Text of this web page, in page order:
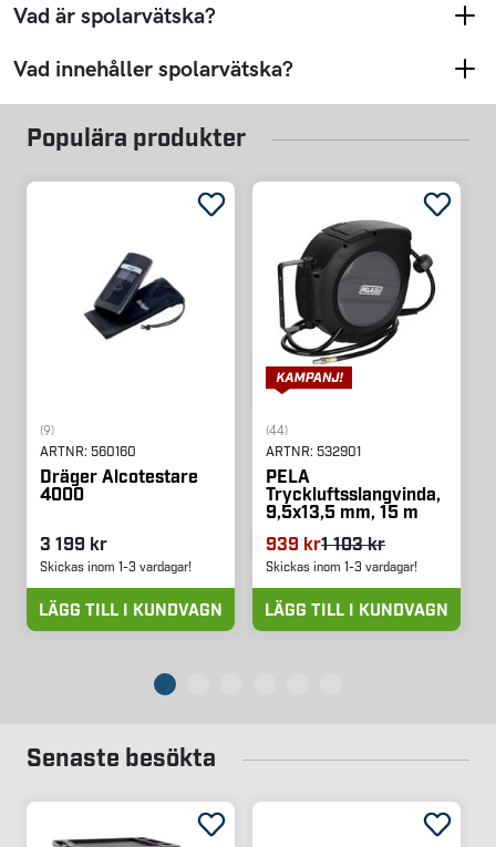
Vad är spolarvätska?
Vad innehåller spolarvätska?
Populära produkter
(9)
ARTNR: 560160
Dräger Alcotestare
4000
3 199 kr
Skickas inom 1-3 vardagar!
LÄGG TILL I KUNDVAGN
(44)
ARTNR: 532901
PELA
Tryckluftsslangvinda,
9,5x13,5 mm, 15 m
939 kr1 103 kr
Skickas inom 1-3 vardagar!
LÄGG TILL I KUNDVAGN
Senaste besökta